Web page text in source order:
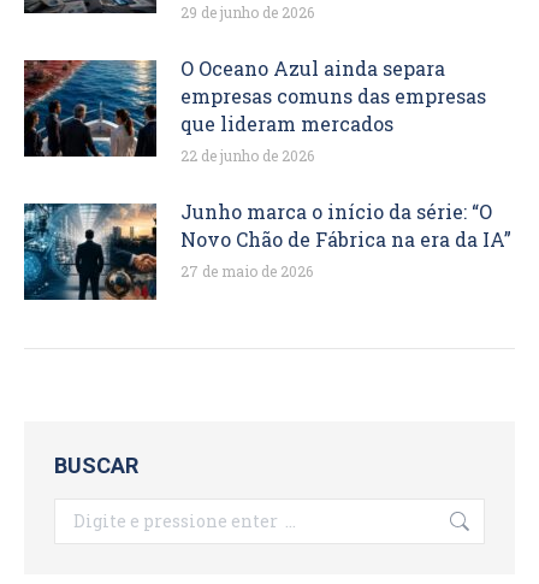
29 de junho de 2026
O Oceano Azul ainda separa
empresas comuns das empresas
que lideram mercados
22 de junho de 2026
Junho marca o início da série: “O
Novo Chão de Fábrica na era da IA”
27 de maio de 2026
BUSCAR
Search: